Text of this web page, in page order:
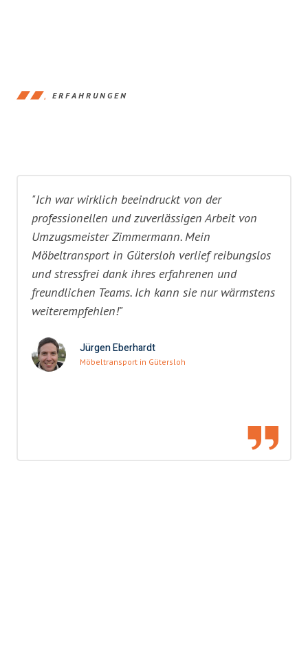
ERFAHRUNGEN
"Ich war wirklich beeindruckt von der
professionellen und zuverlässigen Arbeit von
Umzugsmeister Zimmermann. Mein
Möbeltransport in Gütersloh verlief reibungslos
und stressfrei dank ihres erfahrenen und
freundlichen Teams. Ich kann sie nur wärmstens
weiterempfehlen!"
Jürgen Eberhardt
Möbeltransport in Gütersloh